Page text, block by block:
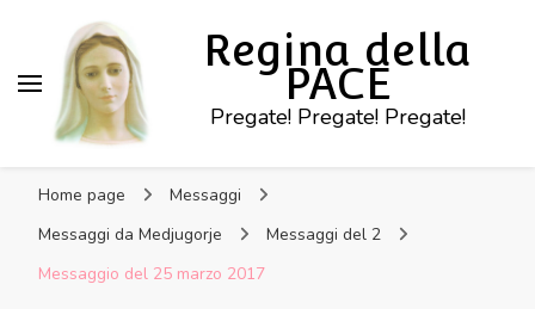
Regina della
PACE
Pregate! Pregate! Pregate!
Home page
Messaggi
Messaggi da Medjugorje
Messaggi del 2
Messaggio del 25 marzo 2017